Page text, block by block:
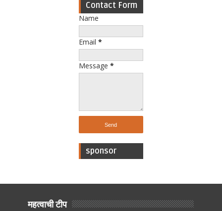
Contact Form
Name
Email *
Message *
sponsor
महत्वाची टीप